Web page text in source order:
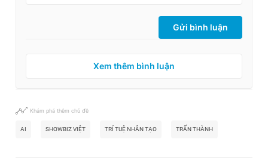
Gửi bình luận
Xem thêm bình luận
Khám phá thêm chủ đề
AI SHOWBIZ VIỆT TRÍ TUỆ NHÂN TẠO TRẤN THÀNH